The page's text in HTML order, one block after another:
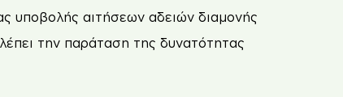
υποβολής αιτήσεων αδειών διαμονής
την παράταση της δυνατότητας